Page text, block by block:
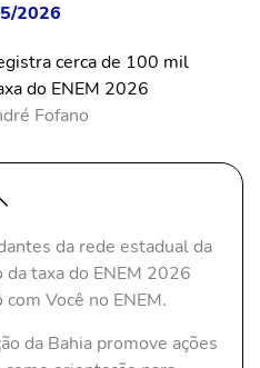
2026
Fofano
da rede estadual da
taxa do ENEM 2026
Você no ENEM.
da Bahia promove ações